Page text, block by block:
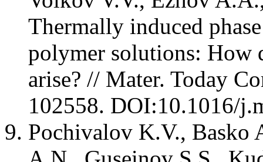
Thermally induced
polymer solutions: How
arise? // Mater. Today
102558. DOI:10.1016/
Pochivalov K.V., Basko